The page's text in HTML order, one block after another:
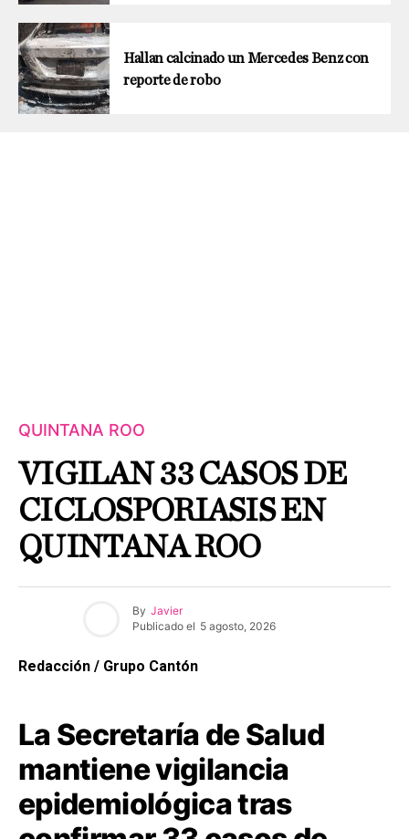
Hallan calcinado un Mercedes Benz con
reporte de robo
QUINTANA ROO
VIGILAN 33 CASOS DE
CICLOSPORIASIS EN
QUINTANA ROO
By Javier
Publicado el 5 agosto, 2026
Redacción / Grupo Cantón
La Secretaría de Salud
mantiene vigilancia
epidemiológica tras